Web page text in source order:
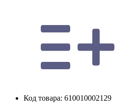
Код товара: 610010002129